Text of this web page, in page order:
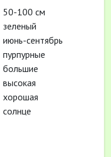
50-100 см
зеленый
июнь-сентябрь
пурпурные
большие
высокая
хорошая
солнце